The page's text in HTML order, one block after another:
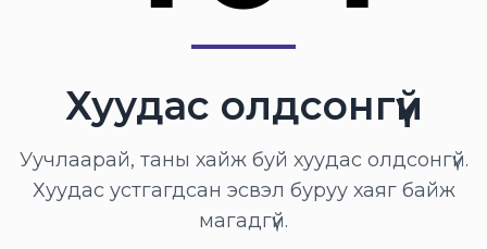
Хуудас олдсонгүй
Уучлаарай, таны хайж буй хуудас олдсонгүй.
Хуудас устгагдсан эсвэл буруу хаяг байж
магадгүй.